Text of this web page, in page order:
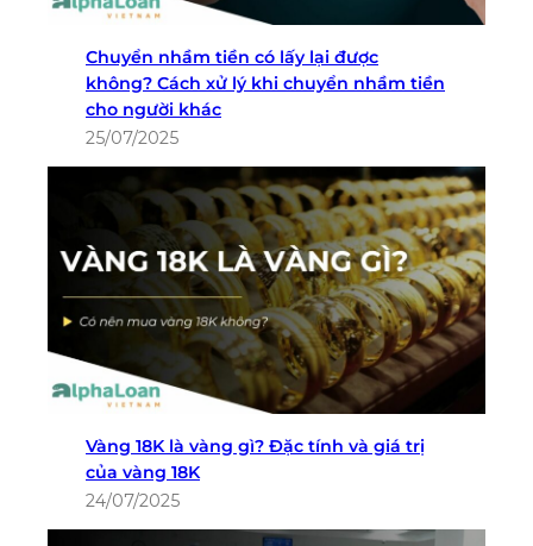
Chuyển nhầm tiền có lấy lại được
không? Cách xử lý khi chuyển nhầm tiền
cho người khác
25/07/2025
Vàng 18K là vàng gì? Đặc tính và giá trị
của vàng 18K
24/07/2025